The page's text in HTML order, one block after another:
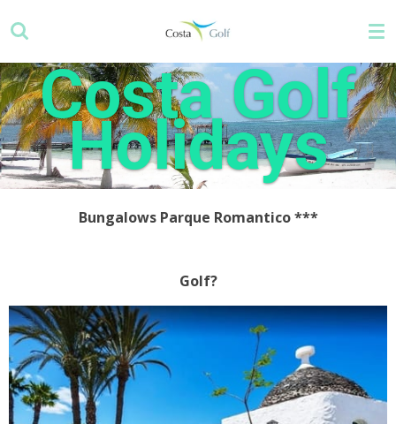
Hauptinhalt
springenCosta Golf
Holidays
Bungalows Parque Romantico***
Golf?